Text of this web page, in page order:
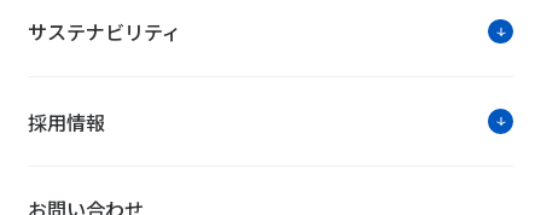
サステナビリティ
採用情報
お問い合わせ